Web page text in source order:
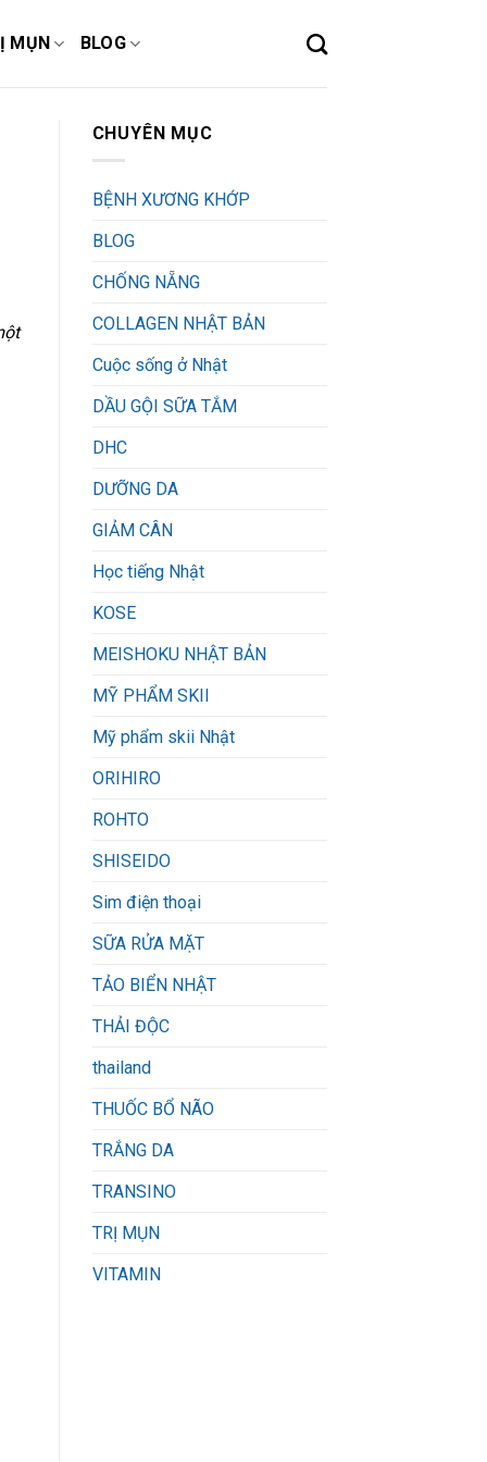
MỤN BLOG
CHUYÊN MỤC
BỆNH XƯƠNG KHỚP
BLOG
CHỐNG NẴNG
COLLAGEN NHẬT BẢN
Cuộc sống ở Nhật
DẦU GỘI SỮA TẮM
DHC
DƯỠNG DA
GIẢM CÂN
Học tiếng Nhật
KOSE
MEISHOKU NHẬT BẢN
MỸ PHẨM SKII
Mỹ phẩm skii Nhật
ORIHIRO
ROHTO
SHISEIDO
Sim điện thoại
SỮA RỬA MẶT
TẢO BIỂN NHẬT
THẢI ĐỘC
thailand
THUỐC BỔ NÃO
TRẮNG DA
TRANSINO
TRỊ MỤN
VITAMIN